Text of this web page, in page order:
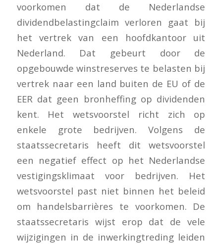
voorkomen dat de Nederlandse
dividendbelastingclaim verloren gaat bij
het vertrek van een hoofdkantoor uit
Nederland. Dat gebeurt door de
opgebouwde winstreserves te belasten bij
vertrek naar een land buiten de EU of de
EER dat geen bronheffing op dividenden
kent. Het wetsvoorstel richt zich op
enkele grote bedrijven. Volgens de
staatssecretaris heeft dit wetsvoorstel
een negatief effect op het Nederlandse
vestigingsklimaat voor bedrijven. Het
wetsvoorstel past niet binnen het beleid
om handelsbarrières te voorkomen. De
staatssecretaris wijst erop dat de vele
wijzigingen in de inwerkingtreding leiden